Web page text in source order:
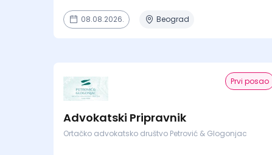
08.08.2026. Beograd
Prvi posao
Advokatski Pripravnik
Ortačko advokatsko društvo Petrović & Glogonjac